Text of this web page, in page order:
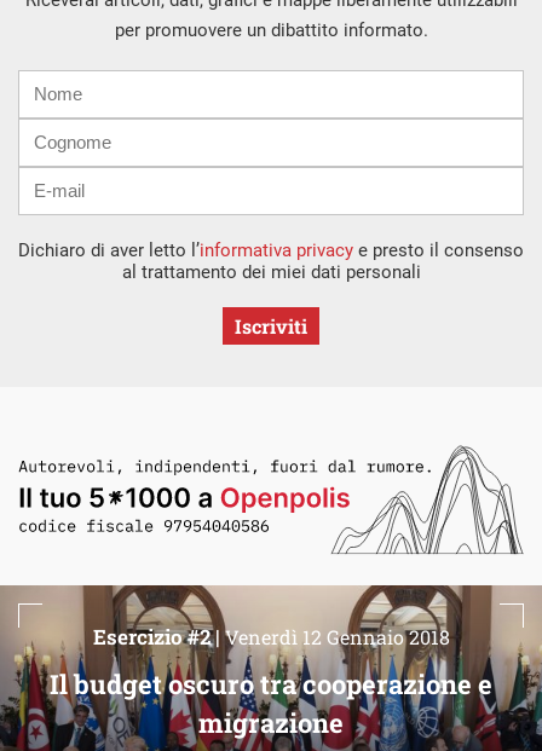
per promuovere un dibattito informato.
mail
Dichiaro di aver letto l’informativa privacy e presto il consenso
al trattamento dei miei dati personali
Iscriviti
Il budget oscuro tra cooperazione e
migrazione
Esercizio #2 | Venerdì 12 Gennaio 2018